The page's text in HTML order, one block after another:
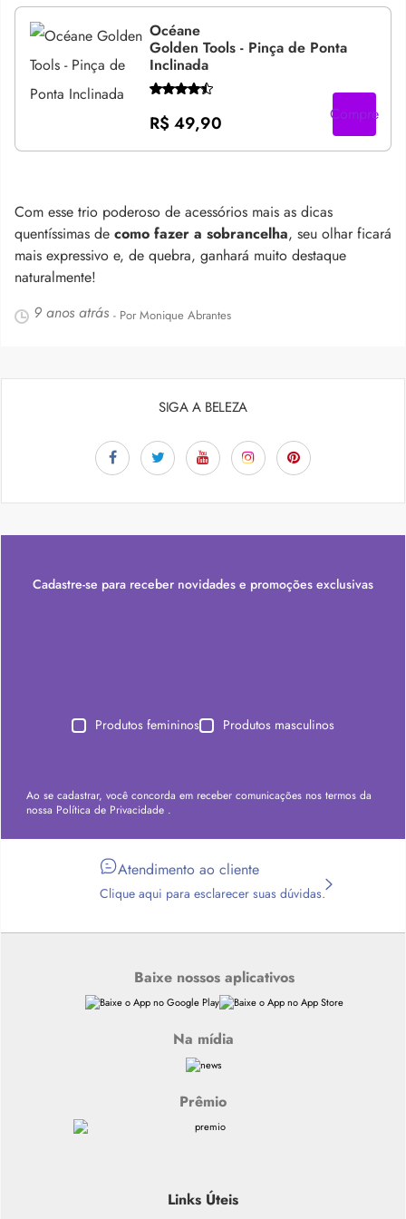
Océane
Golden Tools - Pinça de Ponta
Inclinada
R$ 49,90 Compre
Com esse trio poderoso de acessórios mais as dicas
quentíssimas de como fazer a sobrancelha, seu olhar ficará
mais expressivo e, de quebra, ganhará muito destaque
naturalmente!
9 anos atrás - Por Monique Abrantes
SIGA A BELEZA
Cadastre-se para receber novidades e promoções exclusivas
Produtos femininos Produtos masculinos
Ao se cadastrar, você concorda em receber comunicações nos termos da
nossa Política de Privacidade .
Atendimento ao cliente
Clique aqui para esclarecer suas dúvidas.
Baixe nossos aplicativos
Na mídia
Prêmio
Links Úteis